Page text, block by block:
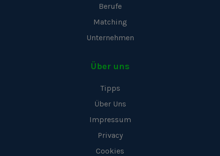
Berufe
Matching
Unternehmen
Über uns
Tipps
Über Uns
Impressum
Privacy
Cookies